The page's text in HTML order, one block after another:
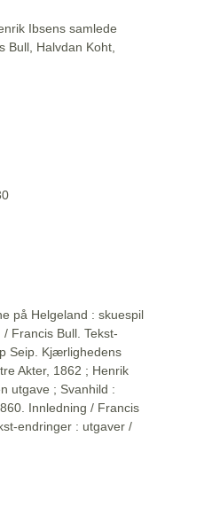
Ibsens samlede
Bull, Halvdan Koht,
på Helgeland : skuespil
Francis Bull. Tekst-
Seip. Kjærlighedens
Akter, 1862 ; Henrik
utgave ; Svanhild :
Innledning / Francis
endringer : utgaver /